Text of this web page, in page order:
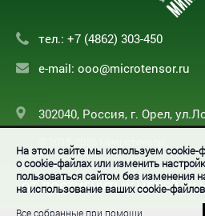
тел.: +7 (4862) 303-450
e-mail: ooo@microtensor.ru
302040, Россия, г. Орел,
© 2018-2026 Микротензор
ОТ ДОСТИГНУТЫХ ЦЕЛЕЙ - К
На этом сайте мы используем
о cookie-файлах или изменить
пользоваться сайтом без изменения
на использование ваших cookie-
Все собранные при помощи